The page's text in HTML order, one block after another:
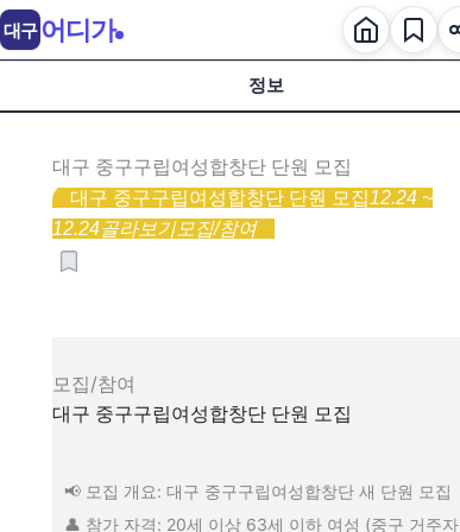
정보
대구 중구구립여성합창단 단원 모집
대구 중구구립여성합창단 단원 모집12.24 ~
12.24골라보기모집/참여
모집/참여
대구 중구구립여성합창단 단원 모집
📢 모집 개요: 대구 중구구립여성합창단 새 단원 모집
👤 참가 자격: 20세 이상 63세 이하 여성 (중구 거주자
대구 어디가